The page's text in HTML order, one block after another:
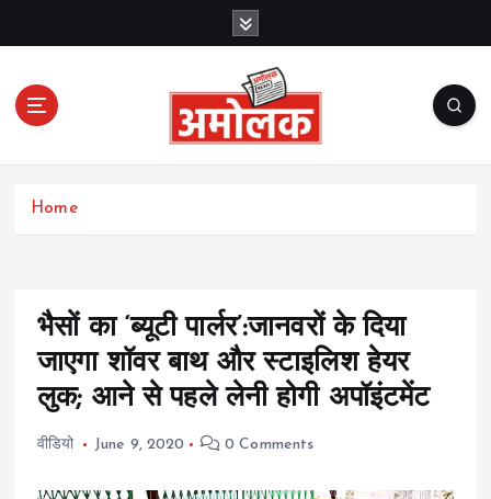
c
Amolak News
Home
भैसों का ‘ब्यूटी पार्लर’:जानवरों के दिया
जाएगा शॉवर बाथ और स्टाइलिश हेयर
लुक; आने से पहले लेनी होगी अपॉइंटमेंट
वीडियो June 9, 2020 0 Comments